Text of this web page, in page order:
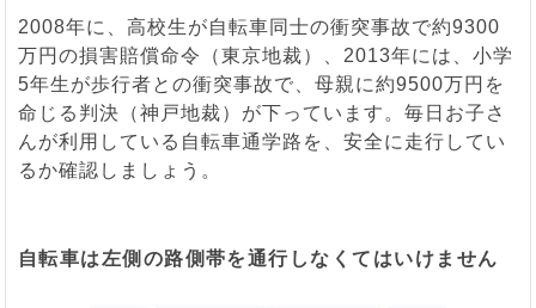
2008年に、高校生が自転車同士の衝突事故で約9300
万円の損害賠償命令（東京地裁）、2013年には、小学
5年生が歩行者との衝突事故で、母親に約9500万円を
命じる判決（神戸地裁）が下っています。毎日お子さ
んが利用している自転車通学路を、安全に走行してい
るか確認しましょう。
自転車は左側の路側帯を通行しなくてはいけません